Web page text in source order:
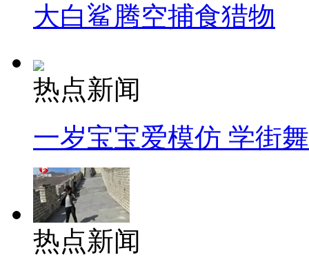
大白鲨腾空捕食猎物
热点新闻
一岁宝宝爱模仿 学街
热点新闻